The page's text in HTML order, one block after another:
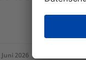
Juni 2026